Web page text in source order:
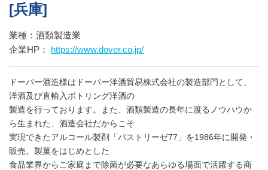
[兵庫]
業種：酒類製造業
企業HP： https://www.dover.co.jp/
ドーバー酒造様はドーバー洋酒貿易株式会社の製造部門として、
洋酒及び直輸入ボトリング洋酒の
製造を行っております。また、酒類製造の長年に渡るノウハウか
ら生まれた、酒造会社だからこそ
実現できたアルコール製剤「パストリーゼ77」を1986年に開発・
販売。製菓をはじめとした
食品業界からご家庭まで除菌が必要なあらゆる場面で活躍する商